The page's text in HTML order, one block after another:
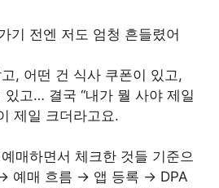
기 전엔 저도 엄청 흔들렸어
, 어떤 건 식사 쿠폰이 있고,
있고… 결국 “내가 뭘 사야 제일
제일 크더라고요.
매하면서 체크한 것들 기준으
예매 흐름 → 앱 등록 → DPA